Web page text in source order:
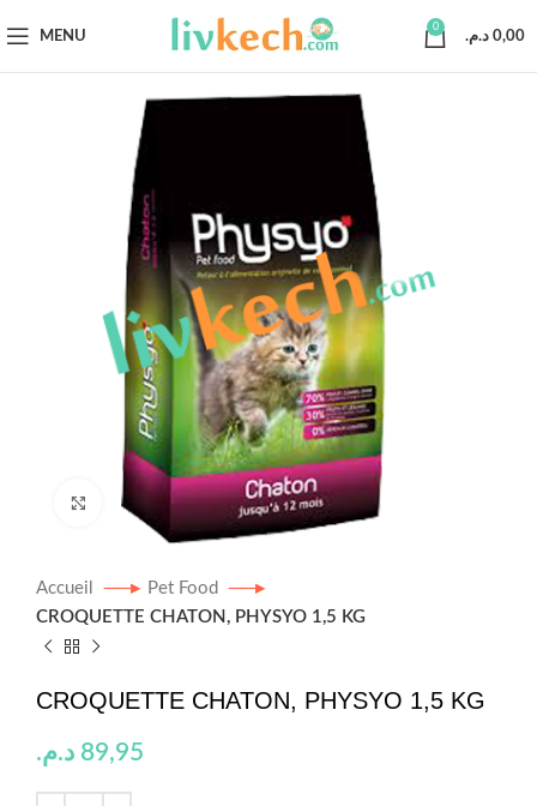
MENU
0
0,00 د.م.
Click to enlarge
Accueil
Pet Food
CROQUETTE CHATON, PHYSYO 1,5 KG
CROQUETTE CHATON, PHYSYO 1,5 KG
89,95 د.م.